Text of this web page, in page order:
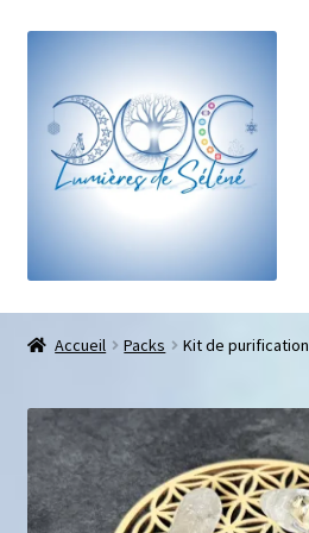
Boutique
Galets pouce anti-stress
Pendentifs sifflet et fioles
Accueil Packs Kit de purification